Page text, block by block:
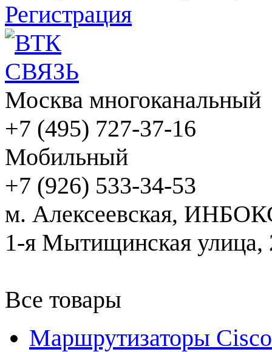
Регистрация
Москва многоканальный
+7 (495) 727-37-16
Мобильный
+7 (926) 533-34-53
м. Алексеевская,
1-я Мытищинская улица,
Все товары
Маршрутизаторы Cisco